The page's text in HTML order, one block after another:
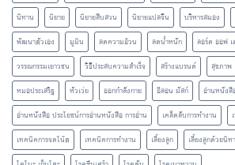
นิทาน
นิยาย นิยายสืบสวน นิยายแปลจีน บริหารสมอง
พัฒนาตัวเอง
มูมิน ลดความอ้วน ลดน้ำหนัก ลอร์ด ออฟ เ
วรรณกรรมเยาวชน
วิธีประสบความสำเร็จ สร้างแบรนด์ สุขภาพ
หมอประเสริฐ
หัวเว่ย ออกกำลังกาย อีลอน มัสก์
อ่านหนังสื
อ่านหนังสือ ประโยชน์การอ่านหนังสือ การอ่าน
เคล็ดลับการทำงาน
เทคนิคการจดโน้ต
เทคนิคการทำงาน เลี้ยงลูก เลี้ยงลูกด้วยนิท